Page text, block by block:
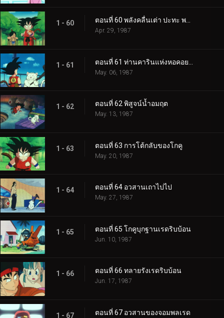
1 - 60 ตอนที่ 60 พลังคลื่นเต่า ปะทะ พลังดรรชนีมหากาฬ
Apr. 29, 1987
1 - 61
May. 06, 1987
1 - 62 ตอนที่ 62 พิสูจน์น้ำอมฤต
May. 13, 1987
1 - 63 ตอนที่ 63 การโต้กลับของโกคู
May. 20, 1987
1 - 64 ตอนที่ 64 อวสานเถาไปไป
May. 27, 1987
1 - 65 ตอนที่ 65 โกคูบุกฐานเรดริบบ้อน
Jun. 10, 1987
1 - 66 ตอนที่ 66 ทลายรังเรดริบบ้อน
Jun. 17, 1987
1 - 67 ตอนที่ 67 อวสานของจอมพลเรด